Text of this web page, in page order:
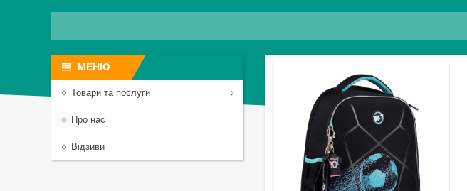
Товари та послуги
Про нас
Відзиви